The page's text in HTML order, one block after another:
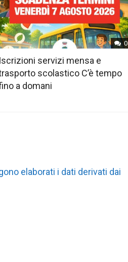
0
Iscrizioni servizi mensa e
scolastico C’è tempo
a domani
elaborati i dati derivati dai